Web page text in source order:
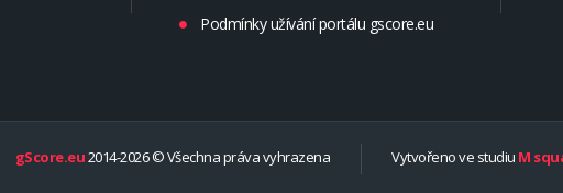
Podmínky užívání portálu gscore.eu
gScore.eu2014-2026 © Všechna práva vyhrazena Vytvořeno ve studiu M